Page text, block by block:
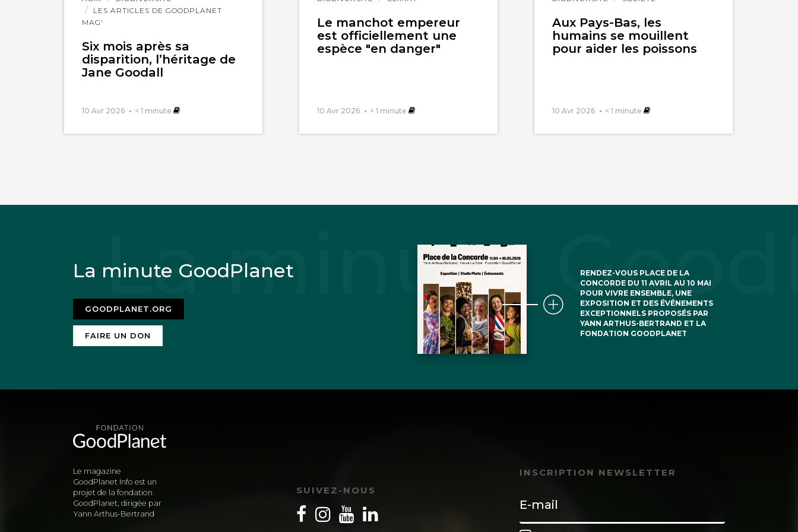
b) Comme le climat est chaotique, son évolution dépend fortement des conditions
initiales. Or il est impossible de les connaître avec une précision absolue.
c) Malgré nos moyens informatiques puissants, on ne sait pas résoudre un énorme
système d’équations différentielles à coefficients inconnus, non linéaires et couplées
d) On ne sait pas modéliser le cycle de l’eau, notamment l’ennuagement qui a une
du Réel. En clair, leurs projections multidécennales ont une crédibilité nulle et il est
absurde de mettre en place des politiques climat-énergie qui ne serviront à rien, si ce
n’est à gaspiller des sommes pharaoniques, à diminuer le pouvoir d’achat des
LES ARTICLES DE GOODPLANET
MAG'
Six mois après sa
disparition, l’héritage de
Jane Goodall
10 Avr 2026 < 1 minute
l'article
Le manchot empereur
est officiellement une
espèce "en danger"
10 Avr 2026 < 1 minute
Aux Pays-Bas, les
humains se mouillent
pour aider les poissons
10 Avr 2026 < 1 minute
La minute GoodPlanet
GOODPLANET.ORG
FAIRE UN DON
RENDEZ-VOUS PLACE DE LA
CONCORDE DU 11 AVRIL AU 10 MAI
POUR VIVRE ENSEMBLE, UNE
EXPOSITION ET DES ÉVÉNEMENTS
EXCEPTIONNELS PROPOSÉS PAR
YANN ARTHUS-BERTRAND ET LA
FONDATION GOODPLANET
Le magazine
GoodPlanet Info est un
projet de la fondation
GoodPlanet, dirigée par
Yann Arthus-Bertrand
SUIVEZ-NOUS
INSCRIPTION NEWSLETTER